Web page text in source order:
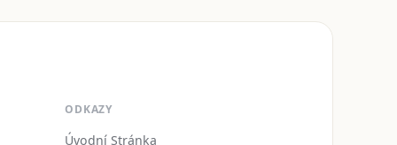
ODKAZY
Úvodní Stránka